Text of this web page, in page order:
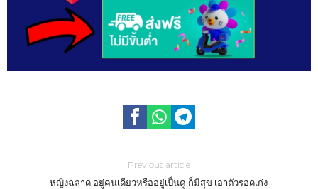
Previous article
หญิงฉลาด อยู่คนเดียวหรืออยู่เป็นคู่ ก็มีสุข เอาตัวรอดเก่ง